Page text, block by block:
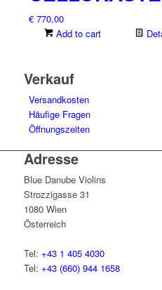
€770,00
Add to cart
Verkauf
Versandkosten
Häufige Fragen
Öffnungszeiten
Adresse
Blue Danube Violins
Strozzigasse 31
1080 Wien
Österreich
Tel: +43 1 405 4030
Tel: +43 (660) 944 1658